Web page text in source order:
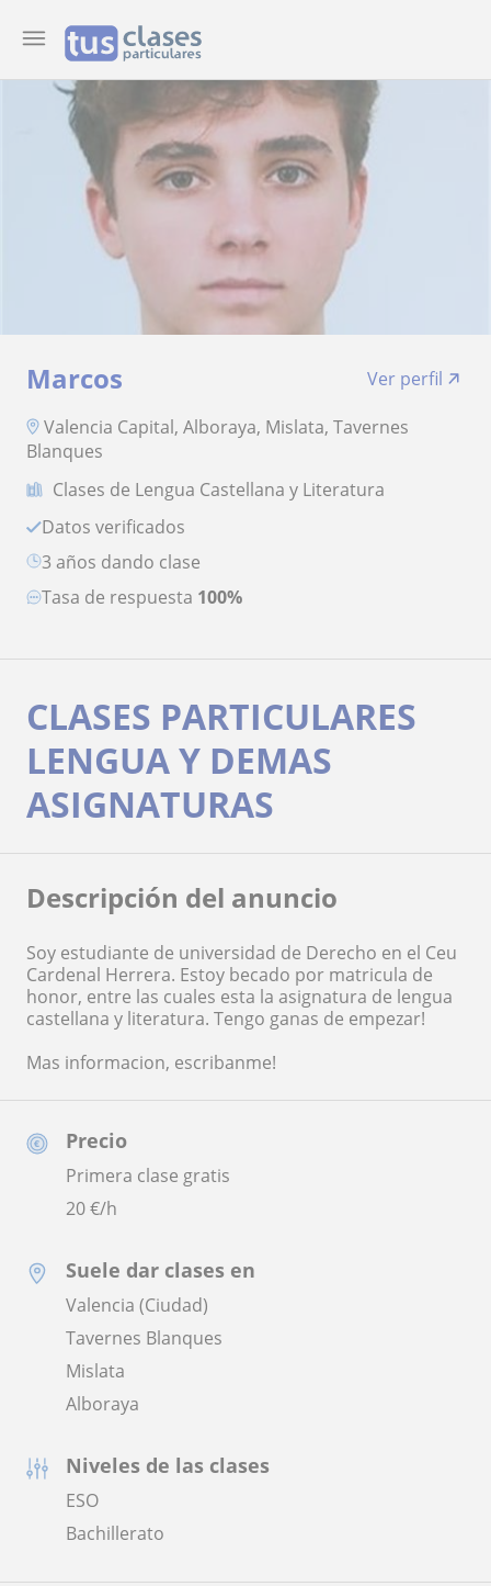
Marcos
Ver perfil
Valencia Capital, Alboraya, Mislata, Tavernes
Blanques
Clases de Lengua Castellana y Literatura
Datos verificados
3 años dando clase
Tasa de respuesta 100%
Precio
Primera clase gratis
20€/h
Suele dar clases en
Valencia (Ciudad)
Tavernes Blanques
Mislata
Alboraya
Niveles de las clases
ESO
Bachillerato
CLASES PARTICULARES
LENGUA Y DEMAS
ASIGNATURAS
Descripción del anuncio
Soy estudiante de universidad de Derecho en el Ceu
Cardenal Herrera. Estoy becado por matricula de
honor, entre las cuales esta la asignatura de lengua
castellana y literatura. Tengo ganas de empezar!
Mas informacion, escribanme!